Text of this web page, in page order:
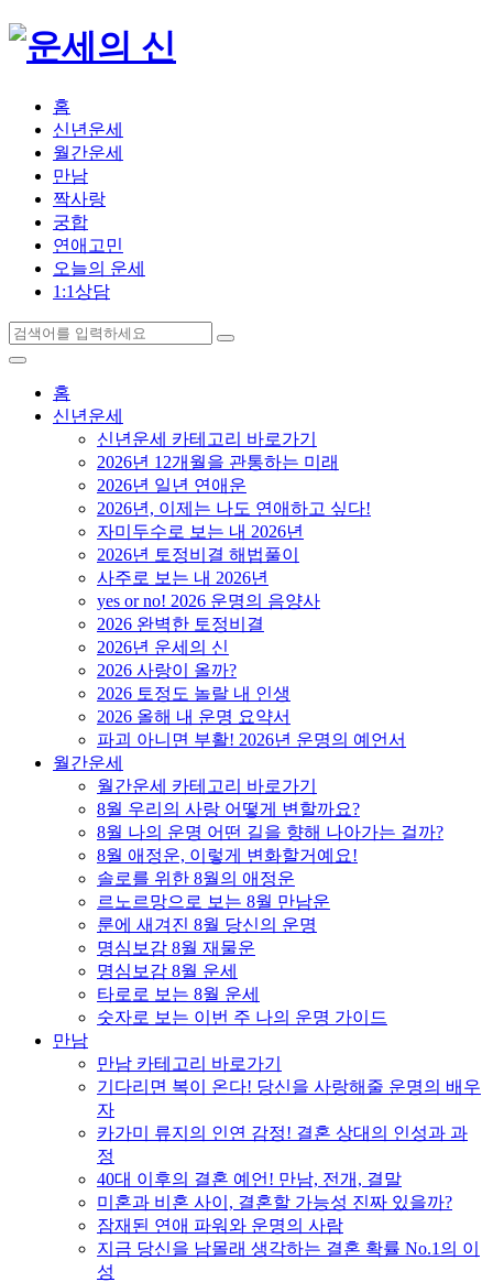
홈
신년운세
월간운세
만남
짝사랑
궁합
연애고민
오늘의 운세
1:1상담
홈
신년운세
신년운세 카테고리 바로가기
2026년 12개월을 관통하는 미래
2026년 일년 연애운
2026년, 이제는 나도 연애하고 싶다!
자미두수로 보는 내 2026년
2026년 토정비결 해법풀이
사주로 보는 내 2026년
yes or no! 2026 운명의 음양사
2026 완벽한 토정비결
2026년 운세의 신
2026 사랑이 올까?
2026 토정도 놀랄 내 인생
2026 올해 내 운명 요약서
파괴 아니면 부활! 2026년 운명의 예언서
월간운세
월간운세 카테고리 바로가기
8월 우리의 사랑 어떻게 변할까요?
8월 나의 운명 어떤 길을 향해 나아가는 걸까?
8월 애정운, 이렇게 변화할거예요!
솔로를 위한 8월의 애정운
르노르망으로 보는 8월 만남운
룬에 새겨진 8월 당신의 운명
명심보감 8월 재물운
명심보감 8월 운세
타로로 보는 8월 운세
숫자로 보는 이번 주 나의 운명 가이드
만남
만남 카테고리 바로가기
기다리면 복이 온다! 당신을 사랑해줄 운명의 배우
자
카가미 류지의 인연 감정! 결혼 상대의 인성과 과
정
40대 이후의 결혼 예언! 만남, 전개, 결말
미혼과 비혼 사이, 결혼할 가능성 진짜 있을까?
잠재된 연애 파워와 운명의 사람
지금 당신을 남몰래 생각하는 결혼 확률 No.1의 이
성